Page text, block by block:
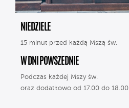
NIEDZIELE
15 minut przed każdą Mszą św.
W DNI POWSZEDNIE
Podczas każdej Mszy św.
oraz dodatkowo od 17.00 do 18.00